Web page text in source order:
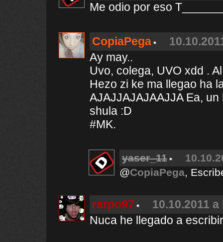
Me odio por eso
CopiaPega
Ay may..
Uvo, colega, UVO xdd .
Hezo zi ke ma llegao ha
AJAJJAJAJAAJJA Ea,
shula :D
#MK.
yaser_11
@CopiaPega,
rarpo97
10.10.2011
Nuca he llegado a